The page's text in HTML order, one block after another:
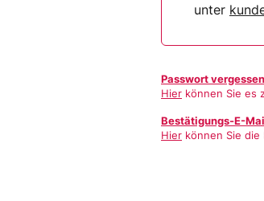
unter
Passwort
Hier können Sie es
Bestätigungs-E-
Hier können Sie